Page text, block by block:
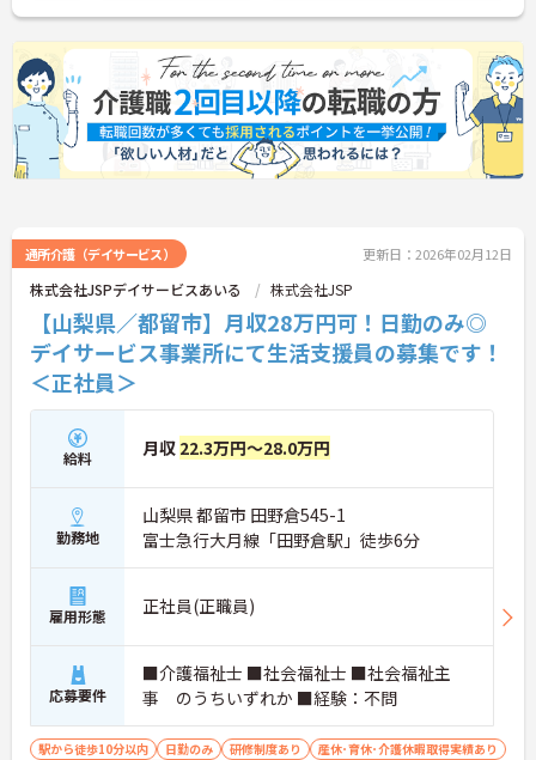
通所介護（デイサービス） 更新日：2026年02月12日
株式会社JSPデイサービスあいる 株式会社JSP
【山梨県／都留市】月収28万円可！日勤のみ◎
デイサービス事業所にて生活支援員の募集です！
＜正社員＞
給料 月収 22.3万円～28.0万円
勤務地
山梨県 都留市 田野倉545-1
富士急行大月線「田野倉駅」徒歩6分
雇用形態 正社員(正職員)
応募要件
■介護福祉士 ■社会福祉士 ■社会福祉主
事 のうちいずれか ■経験：不問
駅から徒歩10分以内 日勤のみ 研修制度あり
産休･育休･介護休暇取得実績あり